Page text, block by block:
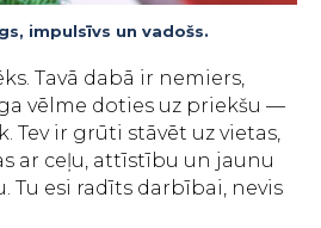
impulsīvs un vadošs.
Tavā dabā ir nemiers,
vēlme doties uz priekšu —
Tev ir grūti stāvēt uz vietas,
ar ceļu, attīstību un jaunu
Tu esi radīts darbībai, nevis